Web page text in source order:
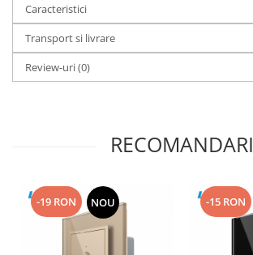
Caracteristici
Transport si livrare
Review-uri(0)
RECOMANDARI
-19 RON NOU -15 RON